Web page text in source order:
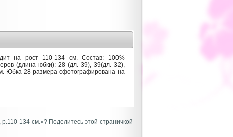
на рост 110-134 см. Состав: 100%
(длина юбки): 28 (дл. 39), 39(дл. 32),
Юбка 28 размера сфотографирована на
134 см.»? Поделитесь этой страничкой